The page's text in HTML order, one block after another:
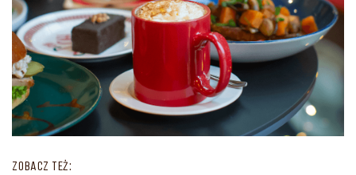
ZOBACZ TEŻ: